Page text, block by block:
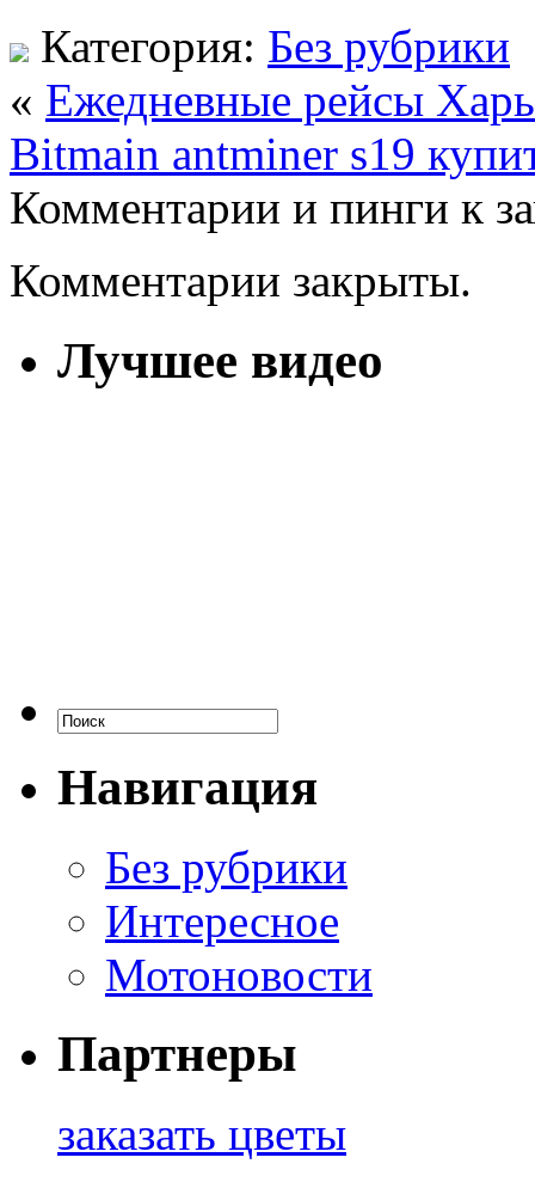
Категория: Без рубрики
« Ежедневные рейсы
Bitmain antminer s19
Комментарии и пинги к
Комментарии закрыты.
Лучшее видео
Навигация
Без рубрики
Интересное
Мотоновости
Партнеры
заказать цветы